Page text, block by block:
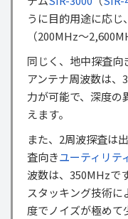
うに目的用途に応
（200MHz〜
同じく、地中探査向
アンテナ周波数は
力が可能で、深度の
えます。
また、2周波探査は
査向きユーティリテ
波数は、350MHzで
スタッキング技術
度でノイズが極めて